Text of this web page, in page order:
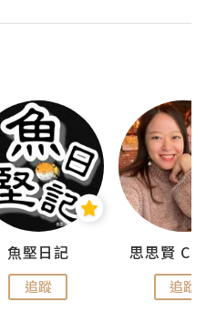
魚堅日記
追蹤 追蹤